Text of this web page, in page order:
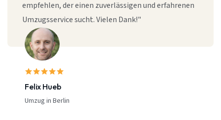
Felix Hueb
Umzug in Berlin
empfehlen, der einen zuverlässigen und erfahrenen
Umzugsservice sucht. Vielen Dank!"